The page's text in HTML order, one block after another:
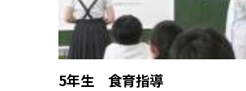
5年生 食育指導